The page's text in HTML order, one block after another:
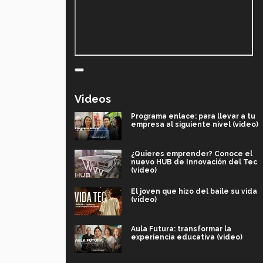
Videos
Programa enlace: para llevar a tu
empresa al siguiente nivel (video)
¿Quieres emprender? Conoce el
nuevo HUB de Innovación del Tec
(video)
El joven que hizo del baile su vida
(video)
Aula Futura: transformar la
experiencia educativa (video)